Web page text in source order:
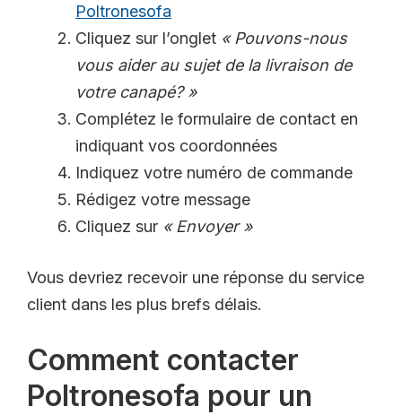
Poltronesofa
Cliquez sur l’onglet « Pouvons-nous
vous aider au sujet de la livraison de
votre canapé? »
Complétez le formulaire de contact en
indiquant vos coordonnées
Indiquez votre numéro de commande
Rédigez votre message
Cliquez sur « Envoyer »
Vous devriez recevoir une réponse du service
client dans les plus brefs délais.
Comment contacter
Poltronesofa pour un